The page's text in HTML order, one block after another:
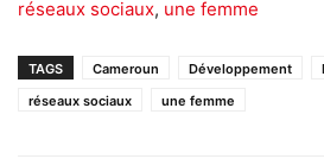
réseaux sociaux, une femme
TAGS Cameroun Développement
réseaux sociaux
une femme